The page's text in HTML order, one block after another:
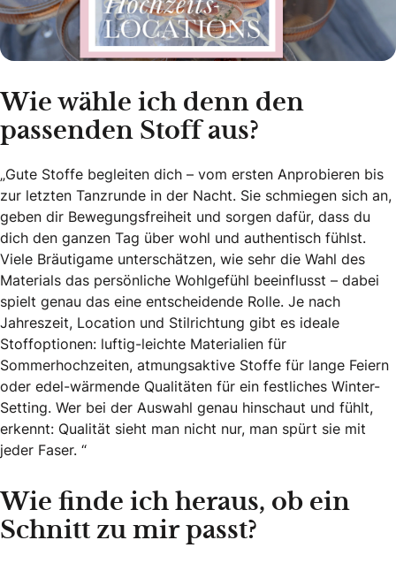
Wie wähle ich denn den
passenden Stoff aus?
„Gute Stoffe begleiten dich – vom ersten Anprobieren bis
zur letzten Tanzrunde in der Nacht. Sie schmiegen sich an,
geben dir Bewegungsfreiheit und sorgen dafür, dass du
dich den ganzen Tag über wohl und authentisch fühlst.
Viele Bräutigame unterschätzen, wie sehr die Wahl des
Materials das persönliche Wohlgefühl beeinflusst – dabei
spielt genau das eine entscheidende Rolle. Je nach
Jahreszeit, Location und Stilrichtung gibt es ideale
Stoffoptionen: luftig-leichte Materialien für
Sommerhochzeiten, atmungsaktive Stoffe für lange Feiern
oder edel-wärmende Qualitäten für ein festliches Winter-
Setting. Wer bei der Auswahl genau hinschaut und fühlt,
erkennt: Qualität sieht man nicht nur, man spürt sie mit
jeder Faser. “
Wie finde ich heraus, ob ein
Schnitt zu mir passt?